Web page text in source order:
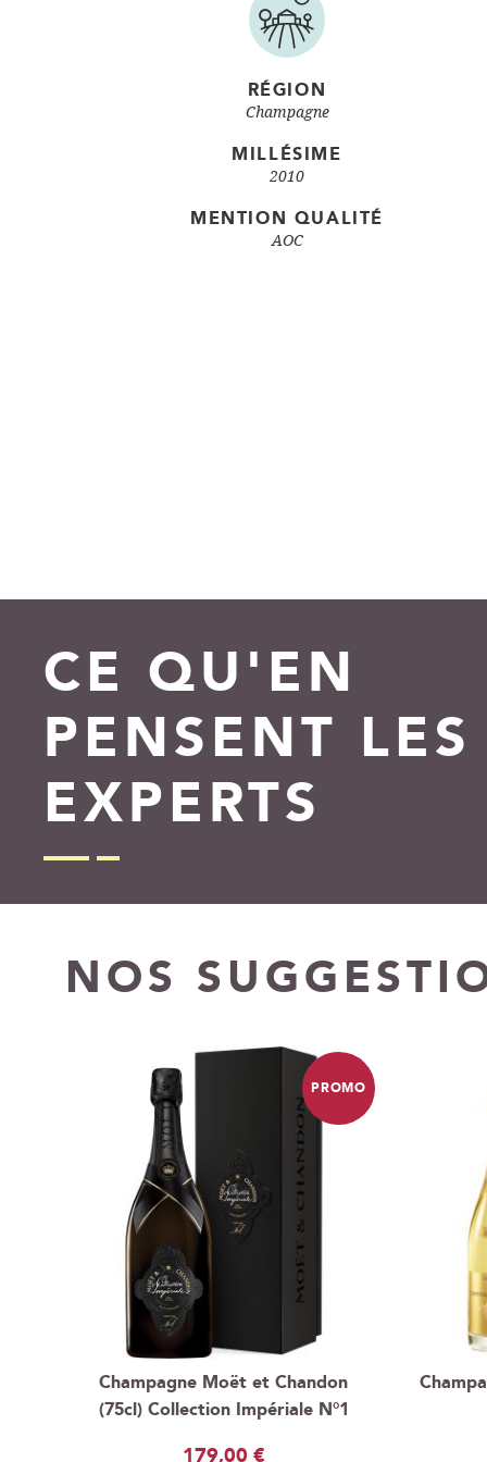
RÉGION
Champagne
MILLÉSIME
2010
MENTION QUALITÉ
AOC
CE QU'EN
PENSENT LES
EXPERTS
NOS
Champagne Moët et Chandon
(75cl) Collection Impériale N°1
Prix
PROMO